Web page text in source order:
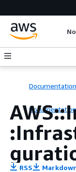
Documentation
Documentation
RSS